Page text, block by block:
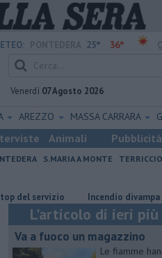
25° 36°
Venerdì 07 Agosto 2026
AREZZO MASSA CARRARA
Animali Pubblicità
S.MARIA A MONTE
Incendio divampa tra i
L'articolo di ieri
Va a fuoco un magazzino
Le fiamme